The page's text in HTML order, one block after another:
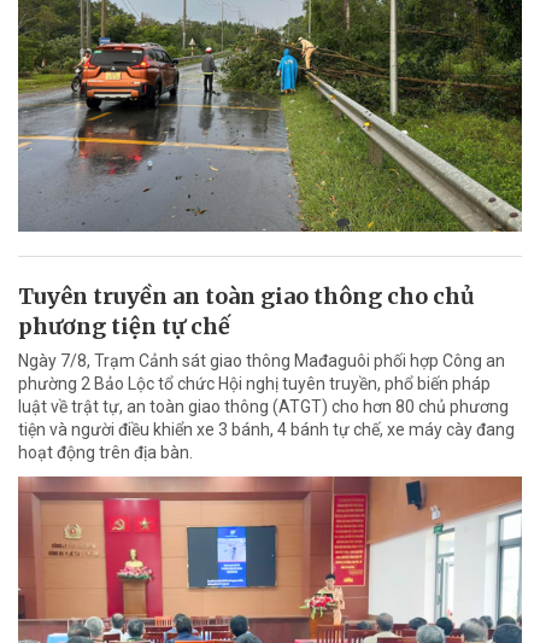
Tuyên truyền an toàn giao thông cho chủ
phương tiện tự chế
Ngày 7/8, Trạm Cảnh sát giao thông Mađaguôi phối hợp Công an
phường 2 Bảo Lộc tổ chức Hội nghị tuyên truyền, phổ biến pháp
luật về trật tự, an toàn giao thông (ATGT) cho hơn 80 chủ phương
tiện và người điều khiển xe 3 bánh, 4 bánh tự chế, xe máy cày đang
hoạt động trên địa bàn.